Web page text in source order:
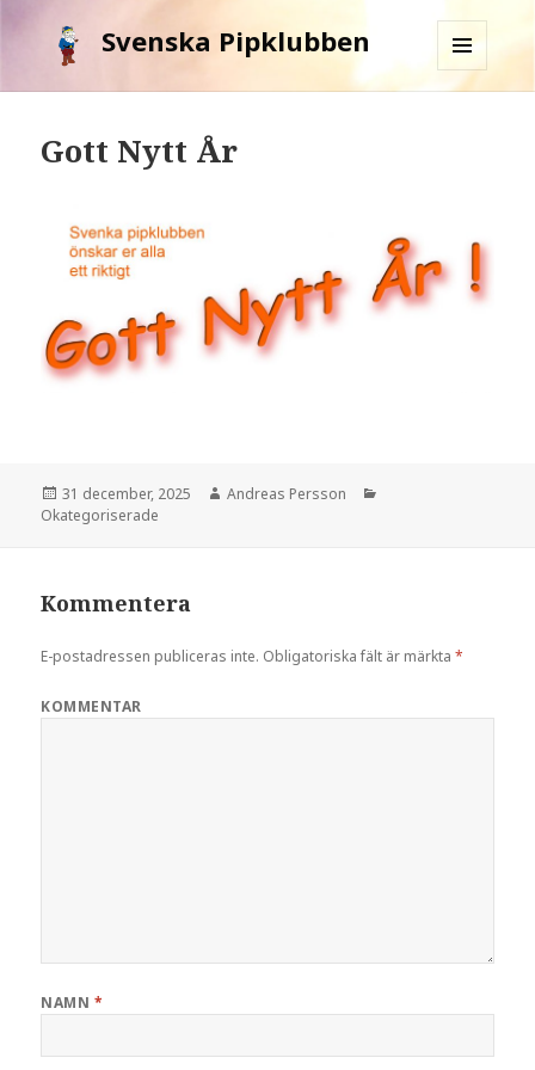
Svenska Pipklubben
MENY
Gott Nytt År
Postat
31 december, 2025 Författare
Andreas Persson
Okategoriserade
Kommentera
E-postadressen publiceras inte. Obligatoriska fält är märkta*
KOMMENTAR
NAMN *